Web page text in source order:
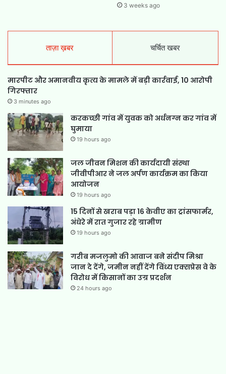
3 weeks ago
ताज़ा ख़बर चर्चित खबर
मारपीट और अमानवीय कृत्य के मामले में बड़ी कार्रवाई, 10 आरोपी
गिरफ्तार
3 minutes ago
करकच्छी गांव में युवक को अर्धनग्न कर गांव में
घुमाया
19 hours ago
जल जीवन मिशन की कार्यदायी संस्था
जीवीपीआर ने जल अर्पण कार्यक्रम का किया
आयोजन
19 hours ago
15 दिनों से खराब पड़ा 16 केवीए का ट्रांसफार्मर,
अंधेरे में रात गुजार रहे ग्रामीण
19 hours ago
गरीब मजलुमो की आवाज बने संदीप मिश्रा
जान दे देंगे, जमीन नहीं देंगे विंध्य एक्सप्रेस वे के
विरोध में किसानों का उग्र प्रदर्शन
24 hours ago